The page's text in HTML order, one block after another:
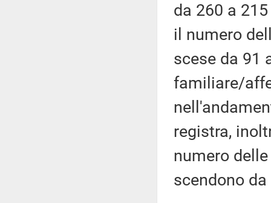
da 260 a
il numero
scese da 91
familiare/
registra,
numero
scendono